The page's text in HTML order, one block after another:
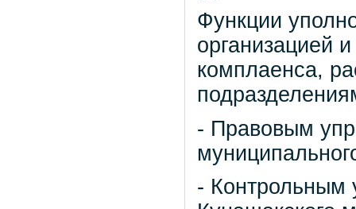
Функции
организацией
комплаенса,
- Правовым
- Контрольным